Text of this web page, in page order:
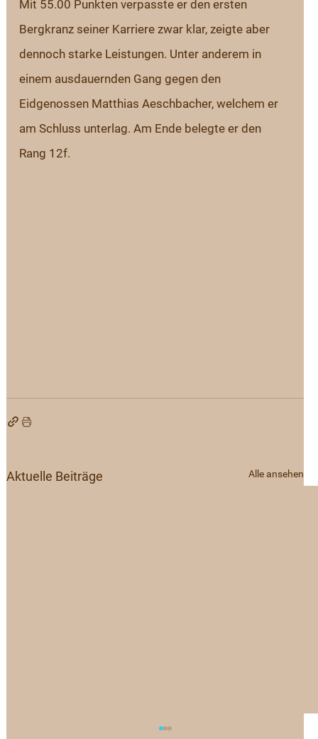
Mit 55.00 Punkten verpasste er den ersten
Bergkranz seiner Karriere zwar klar, zeigte aber
dennoch starke Leistungen. Unter anderem in
einem ausdauernden Gang gegen den
Eidgenossen Matthias Aeschbacher, welchem er
am Schluss unterlag. Am Ende belegte er den
Rang 12f.
Aktuelle Beiträge Alle ansehen